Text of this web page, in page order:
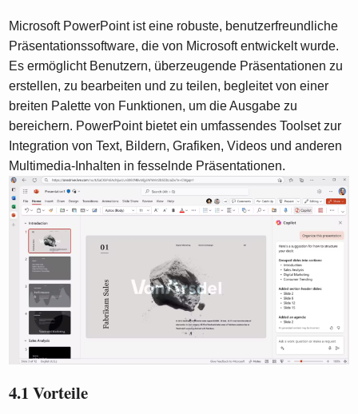
Microsoft PowerPoint ist eine robuste, benutzerfreundliche
Präsentationssoftware, die von Microsoft entwickelt wurde.
Es ermöglicht Benutzern, überzeugende Präsentationen zu
erstellen, zu bearbeiten und zu teilen, begleitet von einer
breiten Palette von Funktionen, um die Ausgabe zu
bereichern. PowerPoint bietet ein umfassendes Toolset zur
Integration von Text, Bildern, Grafiken, Videos und anderen
Multimedia-Inhalten in fesselnde Präsentationen.
4.1 Vorteile